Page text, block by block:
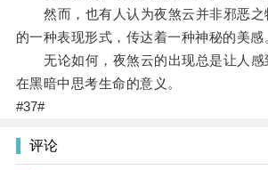
然而，也有人认为夜煞云并非邪恶之
的一种表现形式，传达着一种神秘的美感
无论如何，夜煞云的出现总是让人感
在黑暗中思考生命的意义。
#37#
评论